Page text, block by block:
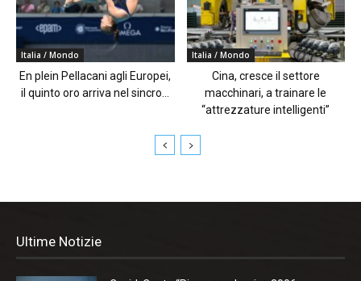
Italia / Mondo
En plein Pellacani agli Europei,
il quinto oro arriva nel sincro...
Italia / Mondo
Cina, cresce il settore
macchinari, a trainare le
“attrezzature intelligenti”
Ultime Notizie